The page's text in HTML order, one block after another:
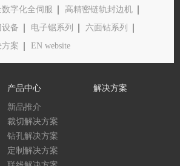
字化全伺服
高精密链轨封边机
备
电子锯系列
六面钻系列
案
EN website
产品中心
新品推介
裁切解决方案
钻孔解决方案
定制解决方案
解决方案